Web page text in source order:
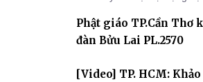
thứ I, thể hiện sự quan tâm đối với công
Tăng tài và tiếp nối mạng mạch Tăng-g
Phật giáo TP.Cần Thơ
đàn Bửu Lai PL.2570
[Video] TP. HCM: